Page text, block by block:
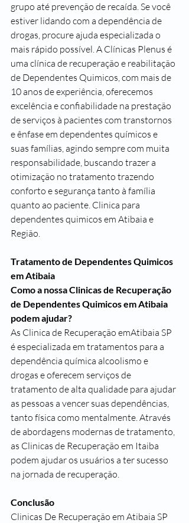
grupo até prevenção de recaída. Se você
estiver lidando com a dependência de
drogas, procure ajuda especializada o
mais rápido possível. A Clínicas Plenus é
uma clínica de recuperação e reabilitação
de Dependentes Quimicos, com mais de
10 anos de experiência, oferecemos
excelência e confiabilidade na prestação
de serviços à pacientes com transtornos
e ênfase em dependentes químicos e
suas famílias, agindo sempre com muita
responsabilidade, buscando trazer a
otimização no tratamento trazendo
conforto e segurança tanto à família
quanto ao paciente. Clinica para
dependentes quimicos em Atibaia e
Região.
Tratamento de Dependentes Quimicos
em Atibaia
Como a nossa Clinicas de Recuperação
de Dependentes Quimicos em Atibaia
podem ajudar?
As Clinica de Recuperação emAtibaia SP
é especializada em tratamentos para a
dependência química alcoolismo e
drogas e oferecem serviços de
tratamento de alta qualidade para ajudar
as pessoas a vencer suas dependências,
tanto física como mentalmente. Através
de abordagens modernas de tratamento,
as Clinicas de Recuperação em Itaiba
podem ajudar os usuários a ter sucesso
na jornada de recuperação.
Conclusão
Clinicas De Recuperação em Atibaia SP